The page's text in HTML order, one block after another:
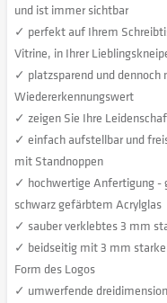
und ist immer sichtbar
✓ perfekt auf Ihrem
Vitrine, in Ihrer
✓ platzsparend und
Wiedererkennungswert
✓ zeigen Sie Ihre
✓ einfach aufstellbar und
mit Standnoppen
✓ hochwertige Anfertigung -
schwarz gefärbtem Acrylglas
✓ sauber verklebtes 3 mm
✓ beidseitig mit 3 mm
Form des Logos
✓ umwerfende